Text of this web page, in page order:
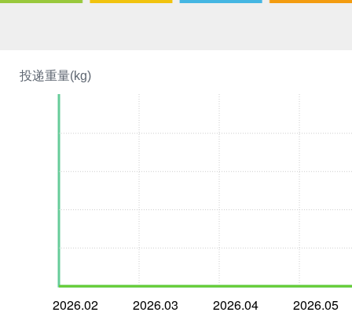
投递重量(kg)
2026.02 2026.03 2026.04 2026.05